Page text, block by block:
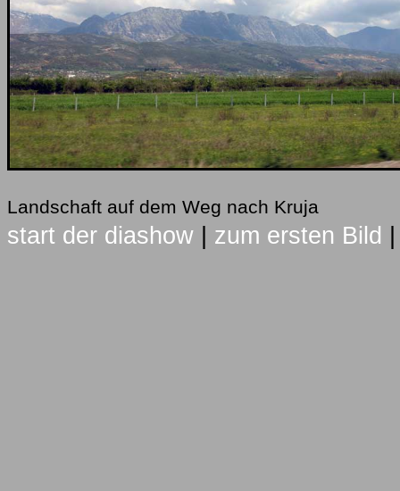
Landschaft auf dem Weg nach Kruja
start der diashow zum ersten Bild